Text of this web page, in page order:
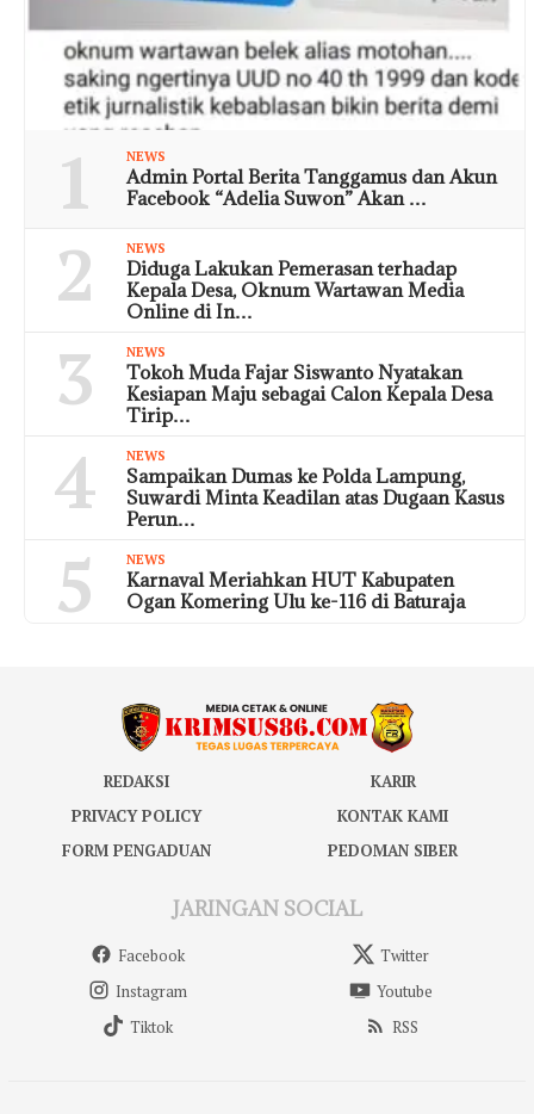
1 NEWS
Admin Portal Berita Tanggamus dan Akun
Facebook “Adelia Suwon” Akan …
2 NEWS
Diduga Lakukan Pemerasan terhadap
Kepala Desa, Oknum Wartawan Media
Online di In…
3 NEWS
Tokoh Muda Fajar Siswanto Nyatakan
Kesiapan Maju sebagai Calon Kepala Desa
Tirip…
4 NEWS
Sampaikan Dumas ke Polda Lampung,
Suwardi Minta Keadilan atas Dugaan Kasus
Perun…
5 NEWS
Karnaval Meriahkan HUT Kabupaten
Ogan Komering Ulu ke-116 di Baturaja
REDAKSI
KARIR
PRIVACY POLICY
KONTAK KAMI
FORM PENGADUAN
PEDOMAN SIBER
JARINGAN SOCIAL
Facebook
Twitter
Instagram
Youtube
Tiktok
RSS